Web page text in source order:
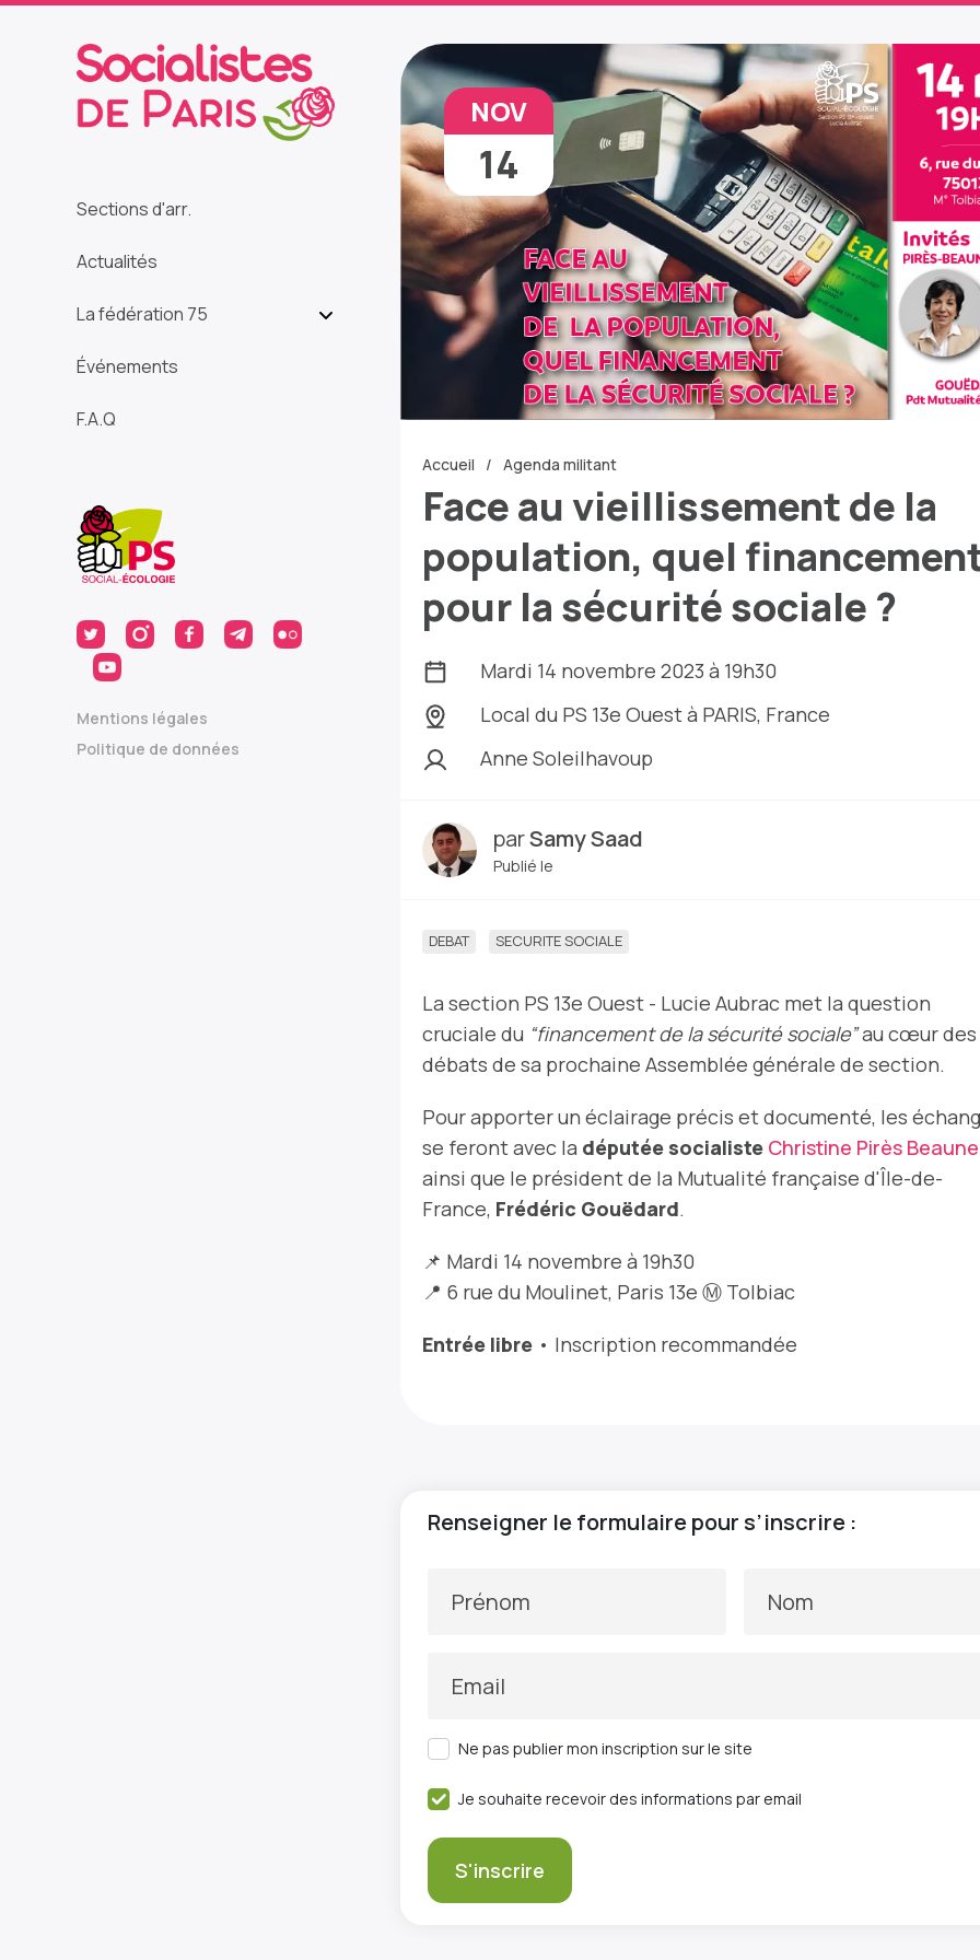
Sections d'arr.
Actualités
La fédération 75
Événements
F.A.Q
Mentions légales
Politique de données
NOV
14
Accueil Agenda militant
Face au vieillissement de la
population, quel
pour la sécurité sociale ?
Mardi 14 novembre 2023 à 19h30
Local du PS 13e Ouestà PARIS, France
Anne Soleilhavoup
parSamy Saad
Publié le
DEBAT SECURITE SOCIALE
La section PS 13e Ouest - Lucie Aubrac met la question
cruciale du “financement de la sécurité sociale”au cœur des
débats de sa prochaine Assemblée générale de section.
Pour apporter un éclairage précis et documenté, les
se feront avec la députée socialiste Christine Pirès Beaune
ainsi que le président de la Mutualité française d'Île-de-
France, Frédéric Gouëdard.
📌 Mardi 14 novembre à 19h30
📍 6 rue du Moulinet, Paris 13e Ⓜ️ Tolbiac
Entrée libre • Inscription recommandée
Renseigner le formulaire pour s’inscrire :
Prénom Nom
Email
Ne pas publier mon inscription sur le site
Je souhaite recevoir des informations par email